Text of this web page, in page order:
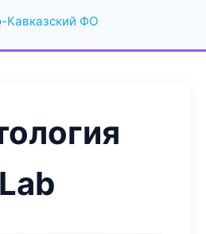
Кавказский ФО